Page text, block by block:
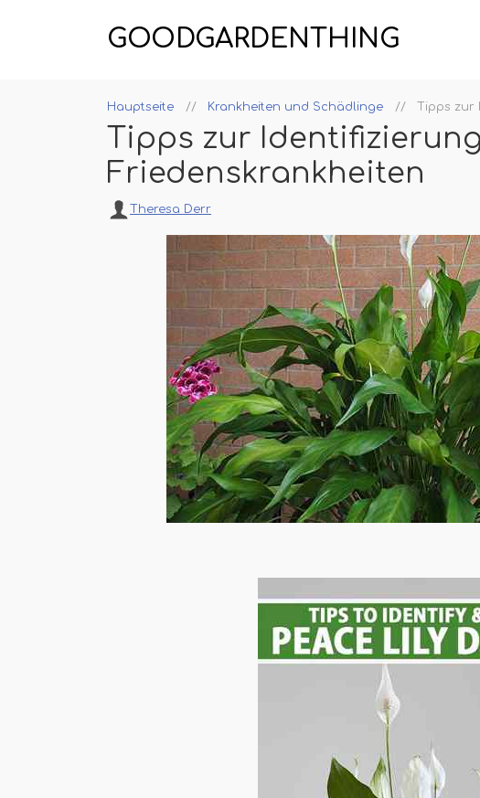
GOODGARDENTHING
Hauptseite Krankheiten und Schädlinge Tipps
Tipps zur
Friedenskrankheiten
Theresa Derr